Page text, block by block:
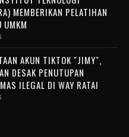
MEMBERIKAN PELATIHAN
UMKM
AKUN TIKTOK "JIMY",
DESAK PENUTUPAN
ILEGAL DI WAY RATAI